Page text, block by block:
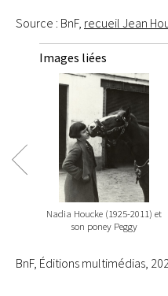
Source : BnF, recueil Jean
Images liées
Nadia Houcke (1925-2011) et
son poney Peggy
BnF, Éditions multimédias,